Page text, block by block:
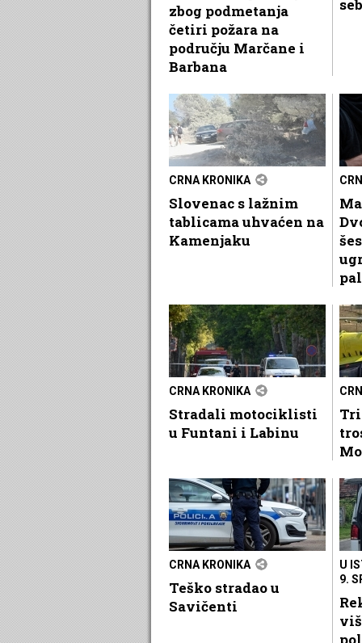
zbog podmetanja
četiri požara na
području Marčane i
Barbana
CRNA KRONIKA
Slovenac s lažnim
tablicama uhvaćen na
Kamenjaku
CRNA KRONIKA
Stradali motociklisti
u Funtani i Labinu
Tri
CRNA KRONIKA
Teško stradao u
Savičenti
U
9.